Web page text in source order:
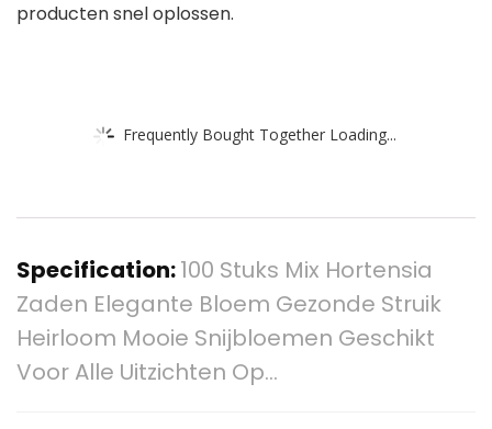
producten snel oplossen.
Frequently Bought Together Loading...
Specification:100 Stuks Mix Hortensia
Zaden Elegante Bloem Gezonde Struik
Heirloom Mooie Snijbloemen Geschikt
Voor Alle Uitzichten Op…